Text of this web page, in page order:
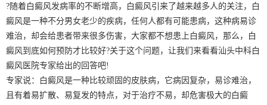
?随着白癜风发病率的不断增高，白癜风引来了越来越多人的关注，白
癜风是一种不分男女老少的疾病，任何人都有可能患病，这种病易诊
难治，却会给患者带来很多伤害，大家都不想患上白癜风，那么，白
癜风到底如何预防才比较好?关于这个问题，让我们来看看汕头中科白
癜风医院专家给出的回答吧!
专家说：白癜风是一种比较顽固的皮肤病，它病因复杂，易诊难治，
且有着易扩散、易复发的特点，对于治疗不易，却危害极大的白癜